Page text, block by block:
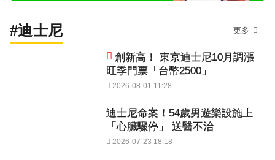
#迪士尼 更多
創新高！ 東京迪士尼10月調漲
旺季門票「台幣2500」
2026-08-01 11:28
迪士尼命案！54歲男遊樂設施上
「心臟驟停」 送醫不治
2026-07-23 18:18